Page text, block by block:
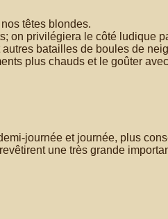
têtes blondes.
on privilégiera le côté ludique
batailles de boules de
plus chauds et le goûter
journée et journée, plus
une très grande